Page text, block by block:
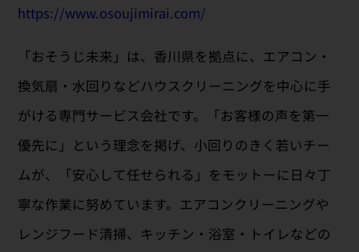
https://www.osoujimirai.com/
「おそうじ未来」は、香川県を拠点に、エアコン・
換気扇・水回りなどハウスクリーニングを中心に手
がける専門サービス会社です。「お客様の声を第一
優先に」という理念を掲げ、小回りのきく若いチー
ムが、「安心して任せられる」をモットーに日々丁
寧な作業に努めています。エアコンクリーニングや
レンジフード清掃、キッチン・浴室・トイレなどの